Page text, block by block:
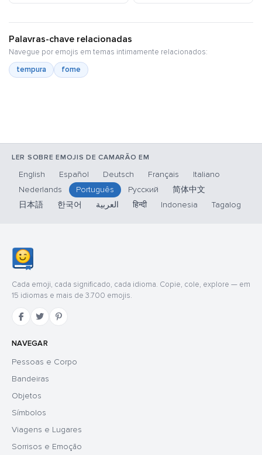
Palavras-chave relacionadas
Navegue por emojis em temas intimamente relacionados:
tempura
fome
LER SOBRE EMOJIS DE CAMARÃO EM
English Español Deutsch Français
Italiano
Nederlands
Português Русский
简体中文
日本語
한국어 العربية हिन्दी Indonesia Tagalog
Cada emoji, cada significado, cada idioma. Copie, cole, explore — em
15 idiomas e mais de 3.700 emojis.
NAVEGAR
Pessoas e Corpo
Bandeiras
Objetos
Símbolos
Viagens e Lugares
Sorrisos e Emoção